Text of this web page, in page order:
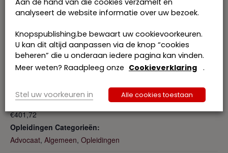
GEGEVENS
Datum:
5 juni 2026
Kosten:
€401,72
Opleidingen Categorieën:
Advocaat, Algemeen, Opleidingen
analyseert de website informatie over uw bezoek.
Knopspublishing.be bewaart uw cookievoorkeuren.
U kan dit altijd aanpassen via de knop “cookies
beheren” die u onderaan iedere pagina kan vinden.
Meer weten? Raadpleeg onze Cookieverklaring .
Stel uw voorkeuren in Alle cookies toestaan